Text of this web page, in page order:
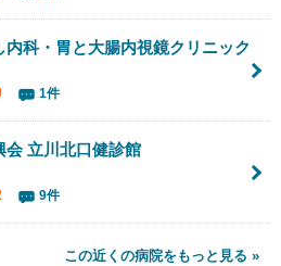
内科・胃と大腸内視鏡クリニック
1件
会 立川北口健診館
9件
この近くの病院をもっと見る »